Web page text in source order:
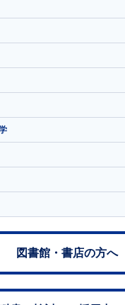
図書館・書店の方へ